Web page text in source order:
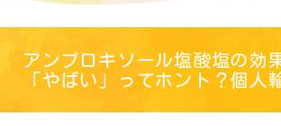
アンブロキソール塩酸塩の効
「やばい」ってホント？個人